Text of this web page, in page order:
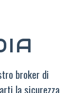
broker di
la sicurezza